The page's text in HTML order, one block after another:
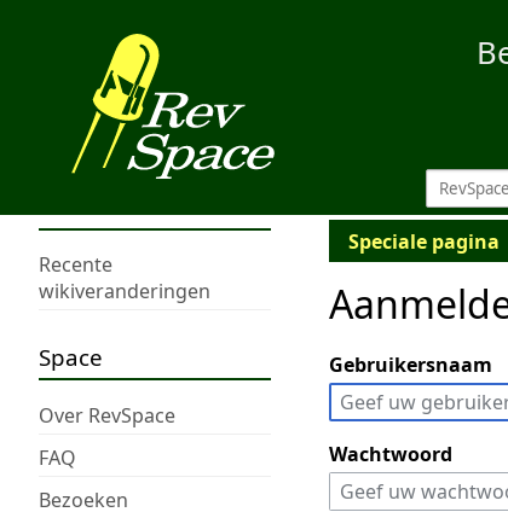
Recente
wikiveranderingen
Space
Over RevSpace
FAQ
Bezoeken
Speciale pagina
Gebruikersnaam
Wachtwoord